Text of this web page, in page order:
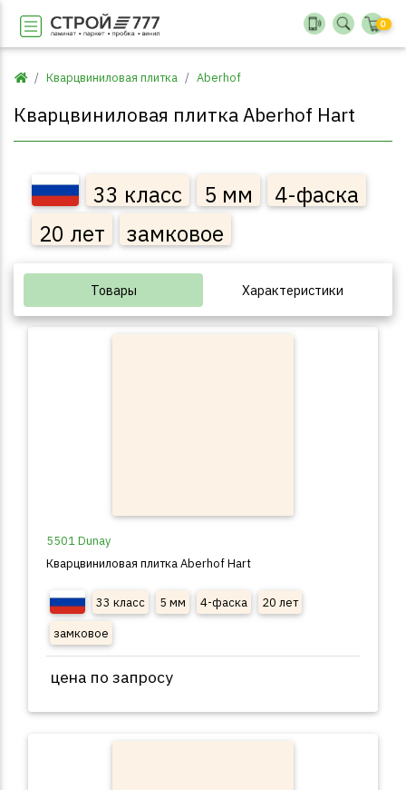
0
Кварцвиниловая плитка Aberhof
Кварцвиниловая плитка Aberhof Hart
33 класс 5 мм
4-фаска
20 лет
замковое
Товары Характеристики
5501 Dunay
Кварцвиниловая плитка Aberhof Hart
33 класс 5 мм 4-фаска
20 лет
замковое
цена по запросу